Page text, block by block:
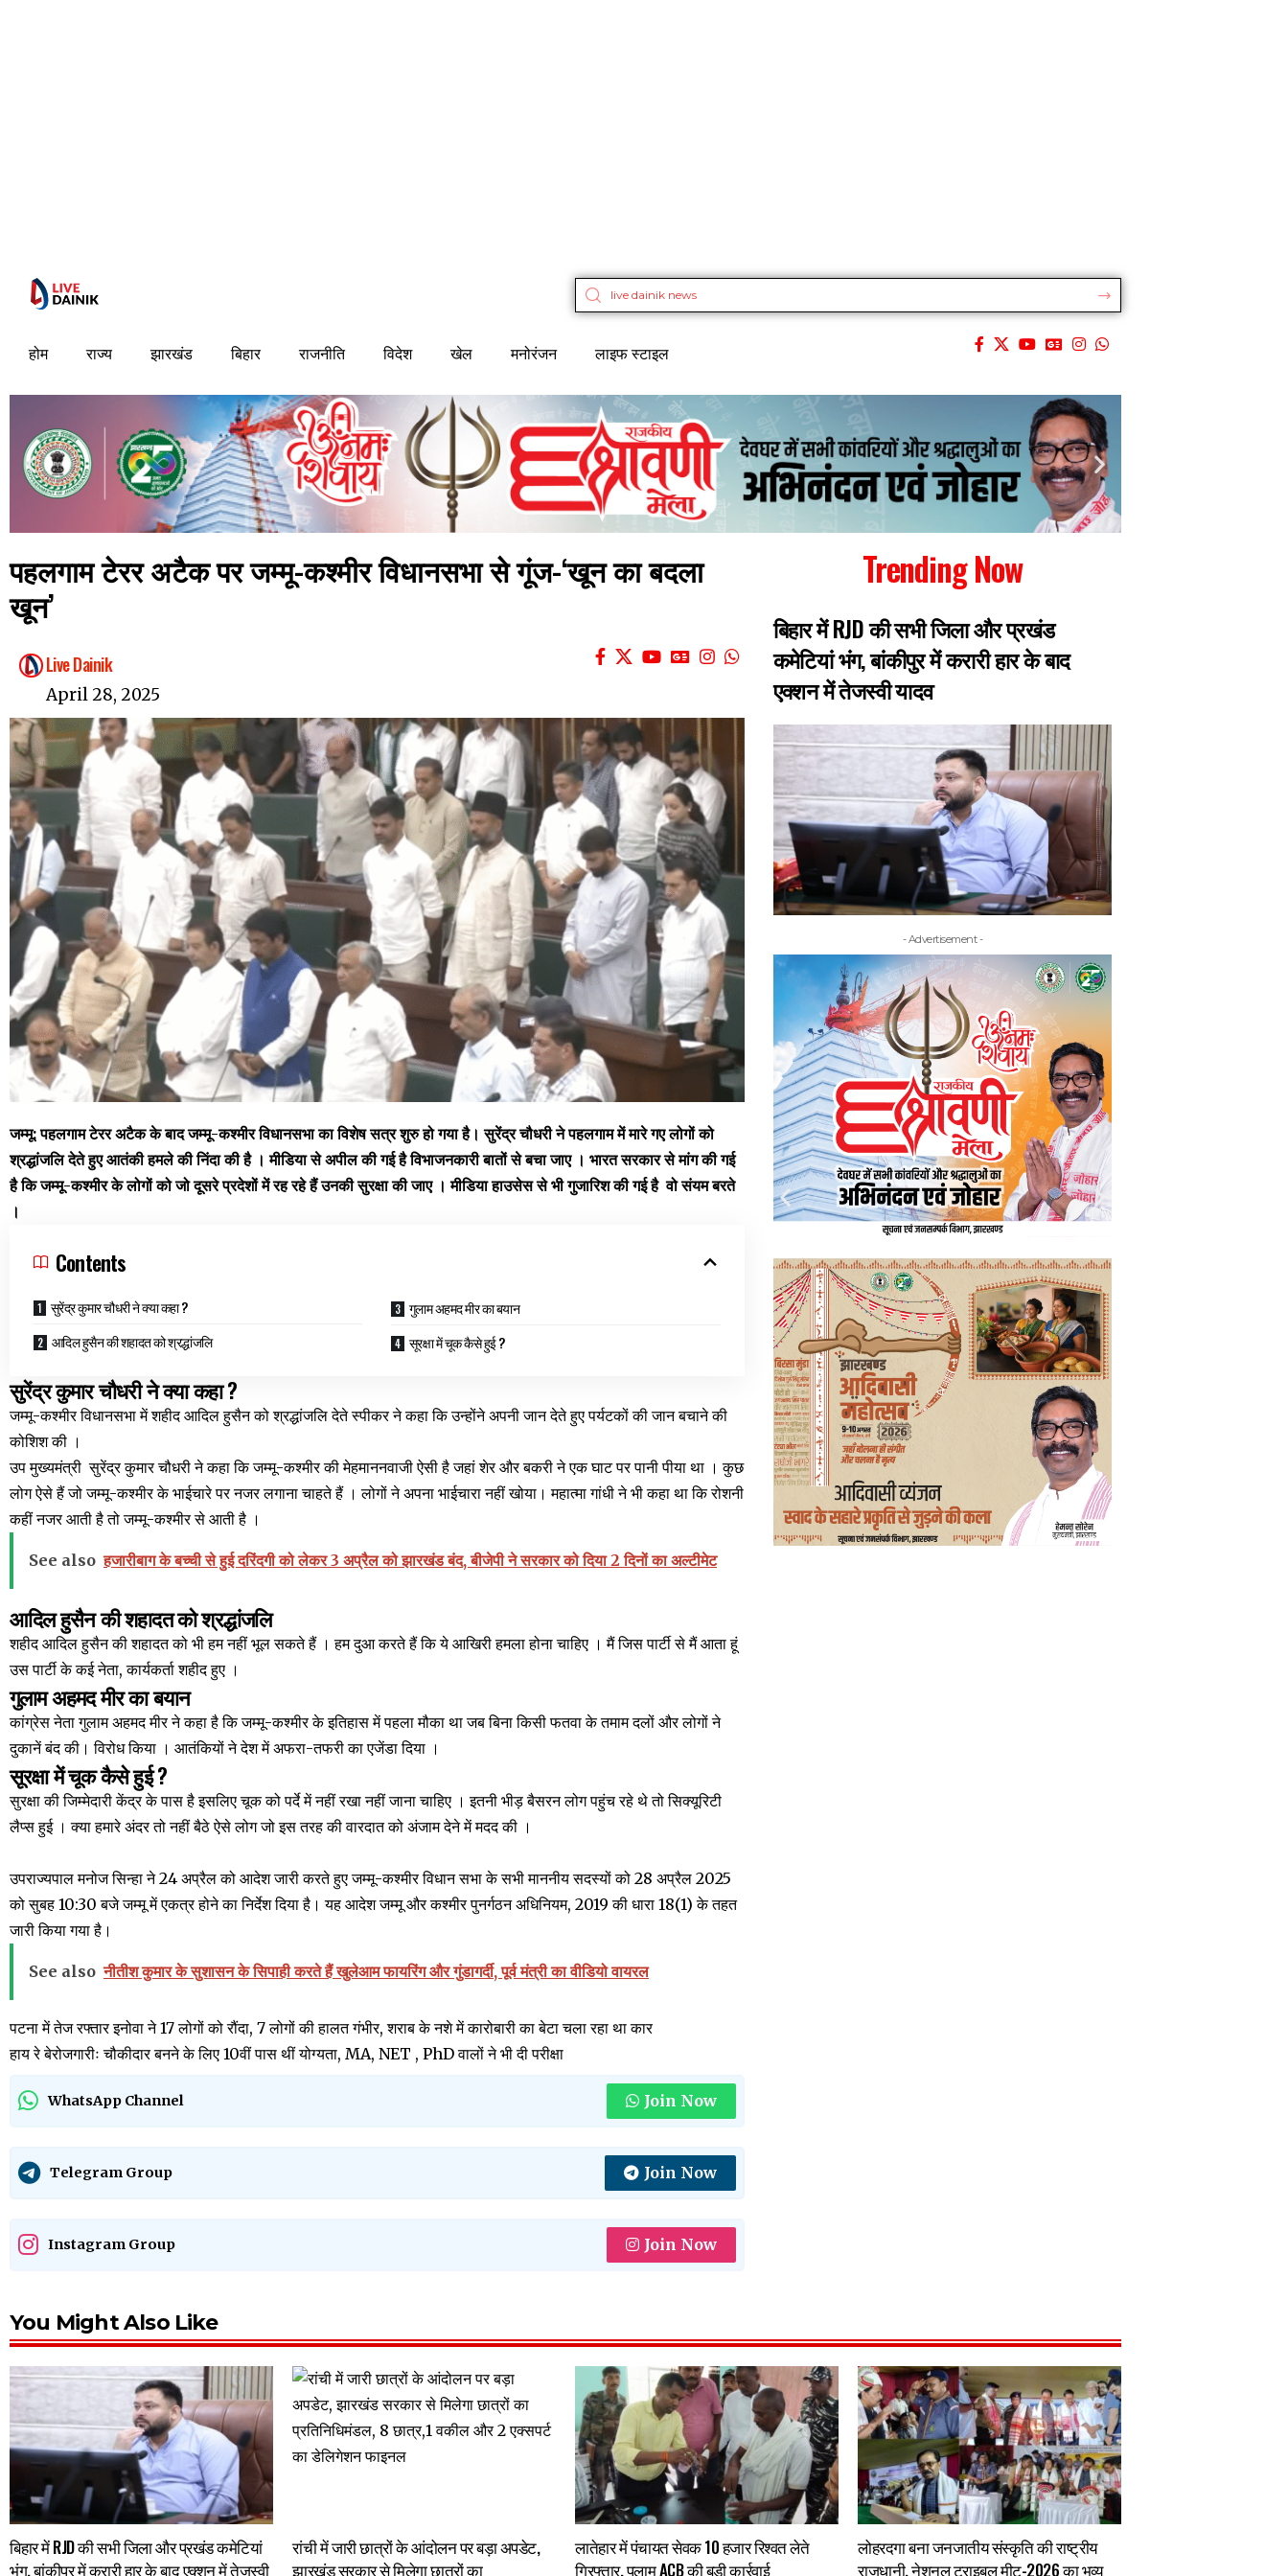
होम राज्य झारखंड बिहार राजनीति विदेश खेल मनोरंजन लाइफ स्टाइल
पहलगाम टेरर अटैक पर जम्मू-कश्मीर विधानसभा से गूंज-‘खून का बदला
खून’
Live Dainik
April 28, 2025
जम्मू: पहलगाम टेरर अटैक के बाद जम्मू-कश्मीर विधानसभा का विशेष सत्र शुरु हो गया है। सुरेंद्र चौधरी ने पहलगाम में मारे गए लोगों को
श्रद्धांजलि देते हुए आतंकी हमले की निंदा की है । मीडिया से अपील की गई है विभाजनकारी बातों से बचा जाए । भारत सरकार से मांग की गई
है कि जम्मू-कश्मीर के लोगों को जो दूसरे प्रदेशों में रह रहे हैं उनकी सुरक्षा की जाए । मीडिया हाउसेस से भी गुजारिश की गई है वो संयम बरते
।
Contents
सुरेंद्र कुमार चौधरी ने क्या कहा ?
आदिल हुसैन की शहादत को श्रद्धांजलि
गुलाम अहमद मीर का बयान
सूरक्षा में चूक कैसे हुई ?
सुरेंद्र कुमार चौधरी ने क्या कहा ?
जम्मू-कश्मीर विधानसभा में शहीद आदिल हुसैन को श्रद्धांजलि देते स्पीकर ने कहा कि उन्होंने अपनी जान देते हुए पर्यटकों की जान बचाने की
कोशिश की ।
उप मुख्यमंत्री सुरेंद्र कुमार चौधरी ने कहा कि जम्मू-कश्मीर की मेहमाननवाजी ऐसी है जहां शेर और बकरी ने एक घाट पर पानी पीया था । कुछ
लोग ऐसे हैं जो जम्मू-कश्मीर के भाईचारे पर नजर लगाना चाहते हैं । लोगों ने अपना भाईचारा नहीं खोया। महात्मा गांधी ने भी कहा था कि रोशनी
कहीं नजर आती है तो जम्मू-कश्मीर से आती है ।
See also हजारीबाग के बच्ची से हुई दरिंदगी को लेकर 3 अप्रैल को झारखंड बंद, बीजेपी ने सरकार को दिया 2 दिनों का अल्टीमेट
आदिल हुसैन की शहादत को श्रद्धांजलि
शहीद आदिल हुसैन की शहादत को भी हम नहीं भूल सकते हैं । हम दुआ करते हैं कि ये आखिरी हमला होना चाहिए । मैं जिस पार्टी से मैं आता हूं
उस पार्टी के कई नेता, कार्यकर्ता शहीद हुए ।
गुलाम अहमद मीर का बयान
कांग्रेस नेता गुलाम अहमद मीर ने कहा है कि जम्मू-कश्मीर के इतिहास में पहला मौका था जब बिना किसी फतवा के तमाम दलों और लोगों ने
दुकानें बंद की। विरोध किया । आतंकियों ने देश में अफरा-तफरी का एजेंडा दिया ।
सूरक्षा में चूक कैसे हुई ?
सुरक्षा की जिम्मेदारी केंद्र के पास है इसलिए चूक को पर्दे में नहीं रखा नहीं जाना चाहिए । इतनी भीड़ बैसरन लोग पहुंच रहे थे तो सिक्यूरिटी
लैप्स हुई । क्या हमारे अंदर तो नहीं बैठे ऐसे लोग जो इस तरह की वारदात को अंजाम देने में मदद की ।
उपराज्यपाल मनोज सिन्हा ने 24 अप्रैल को आदेश जारी करते हुए जम्मू-कश्मीर विधान सभा के सभी माननीय सदस्यों को 28 अप्रैल 2025
को सुबह 10:30 बजे जम्मू में एकत्र होने का निर्देश दिया है। यह आदेश जम्मू और कश्मीर पुनर्गठन अधिनियम, 2019 की धारा 18(1) के तहत
जारी किया गया है।
See also नीतीश कुमार के सुशासन के सिपाही करते हैं खुलेआम फायरिंग और गुंडागर्दी, पूर्व मंत्री का वीडियो वायरल
पटना में तेज रफ्तार इनोवा ने 17 लोगों को रौंदा, 7 लोगों की हालत गंभीर, शराब के नशे में कारोबारी का बेटा चला रहा था कार
हाय रे बेरोजगारीः चौकीदार बनने के लिए 10वीं पास थीं योग्यता, MA, NET , PhD वालों ने भी दी परीक्षा
WhatsApp Channel Join Now
Telegram Group Join Now
Instagram Group Join Now
Trending Now
बिहार में RJD की सभी जिला और प्रखंड
कमेटियां भंग, बांकीपुर में करारी हार के बाद
एक्शन में तेजस्वी यादव
- Advertisement -
You Might Also Like
बिहार में RJD की सभी जिला और प्रखंड कमेटियां
भंग, बांकीपुर में करारी हार के बाद एक्शन में तेजस्वी
रांची में जारी छात्रों के आंदोलन पर बड़ा अपडेट,
झारखंड सरकार से मिलेगा छात्रों का
लातेहार में पंचायत सेवक 10 हजार रिश्वत लेते
गिरफ्तार, पलामू ACB की बड़ी कार्रवाई
लोहरदगा बना जनजातीय संस्कृति की राष्ट्रीय
राजधानी, नेशनल ट्राइबल मीट-2026 का भव्य